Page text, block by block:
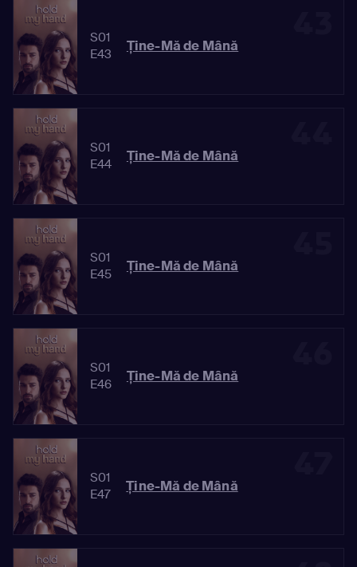
S01
E43
Ține-Mă de Mână
S01
E44
Ține-Mă de Mână
S01
E45
Ține-Mă de Mână
S01
E46
Ține-Mă de Mână
S01
E47
Ține-Mă de Mână